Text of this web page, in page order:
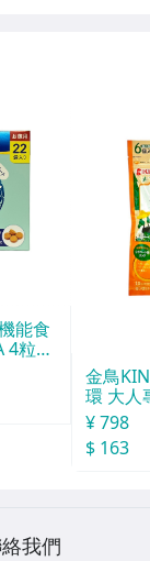
能食
4粒22
金鳥
環 大人
¥ 798
$ 163
我們